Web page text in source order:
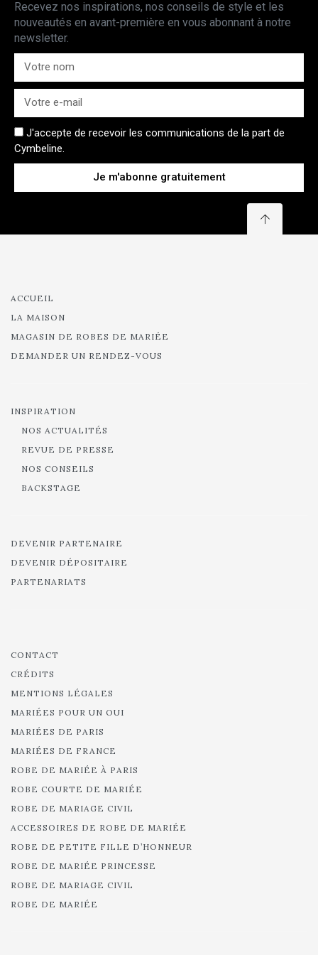
Recevez nos inspirations, nos conseils de style et les
nouveautés en avant-première en vous abonnant à notre
newsletter.
J'accepte de recevoir les communications de la part de
Cymbeline.
Je m'abonne gratuitement
ACCUEIL
LA MAISON
MAGASIN DE ROBES DE MARIÉE
DEMANDER UN RENDEZ-VOUS
INSPIRATION
NOS ACTUALITÉS
REVUE DE PRESSE
NOS CONSEILS
BACKSTAGE
DEVENIR PARTENAIRE
DEVENIR DÉPOSITAIRE
PARTENARIATS
CONTACT
CRÉDITS
MENTIONS LÉGALES
MARIÉES POUR UN OUI
MARIÉES DE PARIS
MARIÉES DE FRANCE
ROBE DE MARIÉE À PARIS
ROBE COURTE DE MARIÉE
ROBE DE MARIAGE CIVIL
ACCESSOIRES DE ROBE DE MARIÉE
ROBE DE PETITE FILLE D’HONNEUR
ROBE DE MARIÉE PRINCESSE
ROBE DE MARIAGE CIVIL
ROBE DE MARIÉE